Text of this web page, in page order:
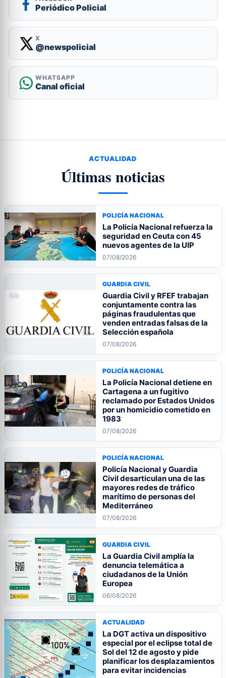
Periódico Policial
X
@newspolicial
WHATSAPP
Canal oficial
ACTUALIDAD
Últimas noticias
POLICÍA NACIONAL
La Policía Nacional refuerza la
seguridad en Ceuta con 45
nuevos agentes de la UIP
07/08/2026
GUARDIA CIVIL
Guardia Civil y RFEF trabajan
conjuntamente contra las
páginas fraudulentas que
venden entradas falsas de la
Selección española
07/08/2026
POLICÍA NACIONAL
La Policía Nacional detiene en
Cartagena a un fugitivo
reclamado por Estados Unidos
por un homicidio cometido en
1983
07/08/2026
POLICÍA NACIONAL
Policía Nacional y Guardia
Civil desarticulan una de las
mayores redes de tráfico
marítimo de personas del
Mediterráneo
07/08/2026
GUARDIA CIVIL
La Guardia Civil amplía la
denuncia telemática a
ciudadanos de la Unión
Europea
06/08/2026
ACTUALIDAD
La DGT activa un dispositivo
especial por el eclipse total de
Sol del 12 de agosto y pide
planificar los desplazamientos
para evitar incidencias